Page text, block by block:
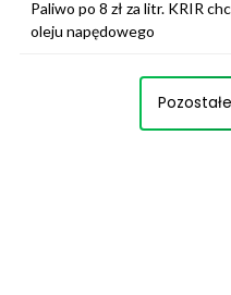
Paliwo po 8 zł za litr. KRIR
oleju napędowego